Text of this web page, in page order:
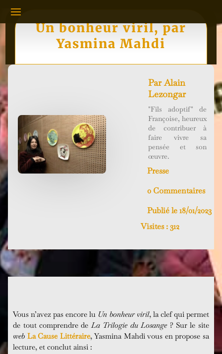
Un bonheur viril, par
Yasmina Mahdi
ParAlain
Lezongar
"Fils adoptif" de
Françoise, heureux
de contribuer à
faire vivre sa
pensée et son
œuvre.
Presse
0 Commentaires
Publié le 18/01/2023
Visites : 312
Vous n’avez pas encore lu Un bonheur viril, la clef qui permet
de tout comprendre deLa Trilogie du Losange? Sur le site
web La Cause Littéraire, Yasmina Mahdi vous en propose sa
lecture, et conclut ainsi :